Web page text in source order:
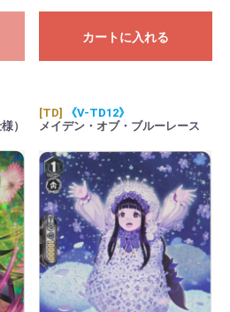
カートに入れる
）
[TD]
《V-TD12》
メイデン・オブ・ブルーレース